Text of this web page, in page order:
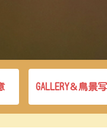
GALLERY＆鳥景